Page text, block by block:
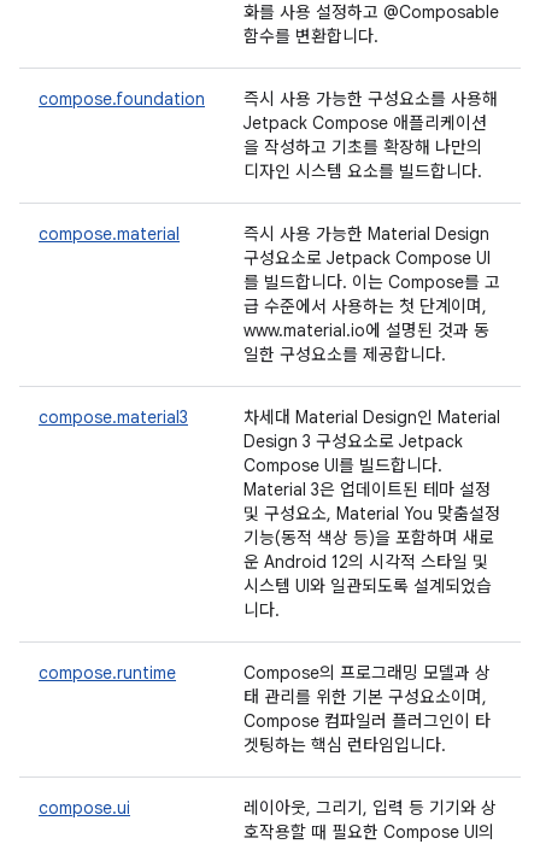
화를 사용 설정하고 @Composable
함수를 변환합니다.
compose.foundation
즉시 사용 가능한 구성요소를 사용해
Jetpack Compose 애플리케이션
을 작성하고 기초를 확장해 나만의
디자인 시스템 요소를 빌드합니다.
compose.material
즉시 사용 가능한 Material Design
구성요소로 Jetpack Compose UI
를 빌드합니다. 이는 Compose를 고
급 수준에서 사용하는 첫 단계이며,
www.material.io에 설명된 것과 동
일한 구성요소를 제공합니다.
compose.material3
차세대 Material Design인 Material
Design 3 구성요소로 Jetpack
Compose UI를 빌드합니다.
Material 3은 업데이트된 테마 설정
및 구성요소, Material You 맞춤설정
기능(동적 색상 등)을 포함하며 새로
운 Android 12의 시각적 스타일 및
시스템 UI와 일관되도록 설계되었습
니다.
compose.runtime
Compose의 프로그래밍 모델과 상
태 관리를 위한 기본 구성요소이며,
Compose 컴파일러 플러그인이 타
겟팅하는 핵심 런타임입니다.
compose.ui
레이아웃, 그리기, 입력 등 기기와 상
호작용할 때 필요한 Compose UI의